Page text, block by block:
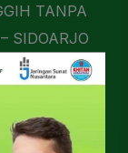
TANPA
SIDOARJO